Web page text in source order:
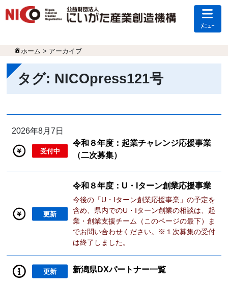
ﾒﾆｭｰ
ホーム > アーカイブ
タグ: NICOpress121号
2026年8月7日
受付中
令和８年度：起業チャレンジ応援事業
（二次募集）
更新
令和８年度：U・Iターン創業応援事業
今後の「U・Iターン創業応援事業」の予定を
含め、県内でのU・Iターン創業の相談は、起
業・創業支援チーム（このページの最下）ま
でお問い合わせください。※１次募集の受付
は終了しました。
更新 新潟県DXパートナー一覧